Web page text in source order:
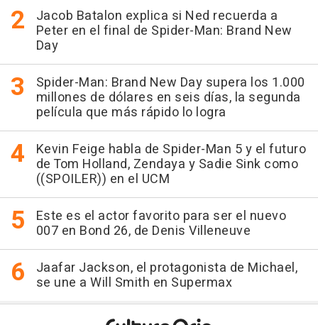
Jacob Batalon explica si Ned recuerda a
Peter en el final de Spider-Man: Brand New
Day
Spider-Man: Brand New Day supera los 1.000
millones de dólares en seis días, la segunda
película que más rápido lo logra
Kevin Feige habla de Spider-Man 5 y el futuro
de Tom Holland, Zendaya y Sadie Sink como
((SPOILER)) en el UCM
Este es el actor favorito para ser el nuevo
007 en Bond 26, de Denis Villeneuve
Jaafar Jackson, el protagonista de Michael,
se une a Will Smith en Supermax